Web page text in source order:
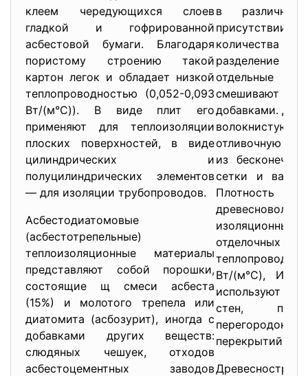
клеем чередующихся слоев
гладкой и гофрированной
асбестовой бумаги. Благодаря
пористому строению такой
картон легок и обладает низкой
теплопроводностью (0,052-0,093
Вт/(м°С)). В виде плит его
применяют для теплоизоляции
плоских поверхностей, в виде
цилиндрических и
полуцилиндрических элементов
— для изоляции трубопроводов.
Асбестодиатомовые
(асбестотрепельные)
теплоизоляционные материалы
представляют собой порошки,
состоящие щ смеси асбеста
(15%) и молотого трепела или
диатомита (асбозурит), иногда с
добавками других веществ:
слюдяных чешуек, отходов
асбестоцементных заводов
в
количества
разделение
смешивают
добавками.
волокнистую
отливочную
из
сетки и
Плотность
изоляционных
отделочных
Вт/(м°С),
используют
стен,
перегородок
перекрытий,